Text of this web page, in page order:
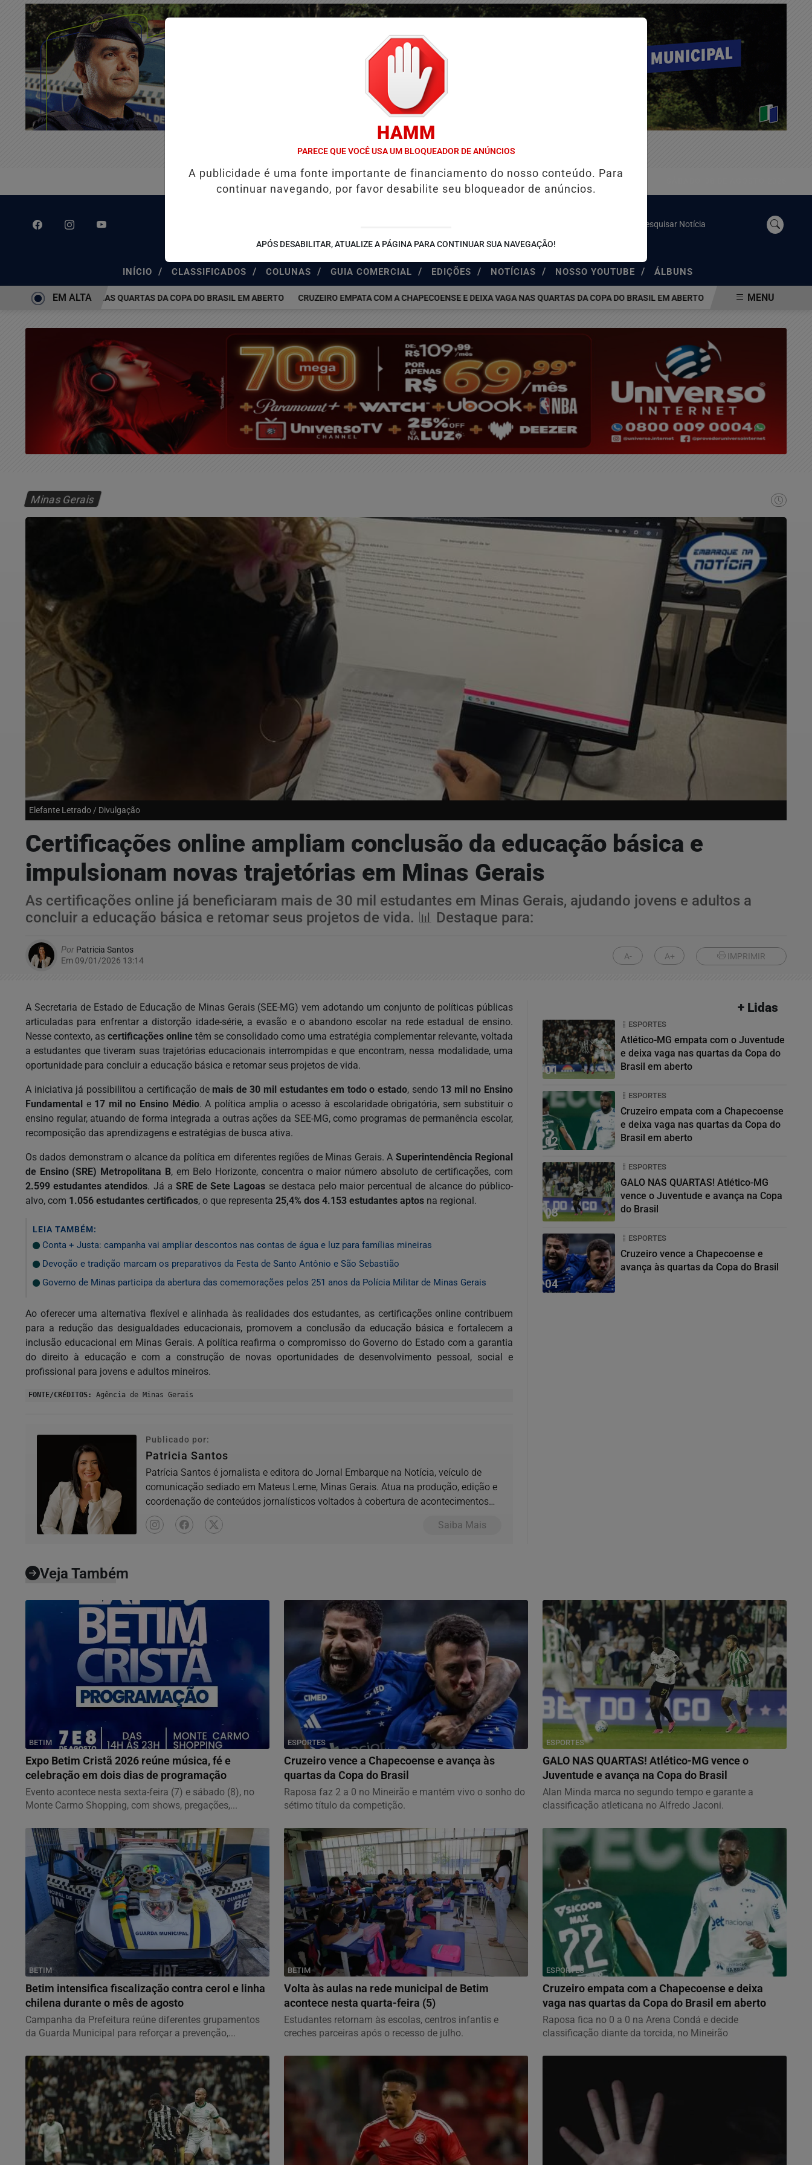
Pesquisar Notícia
INÍCIO / CLASSIFICADOS / COLUNAS / GUIA COMERCIAL / EDIÇÕES / NOTÍCIAS / NOSSO YOUTUBE / ÁLBUNS
E DEIXA VAGA NAS QUARTAS DA COPA DO BRASIL EM ABERTO CRUZEIRO EMPATA COM A CHAPECOENSE E DEIXA VAGA NAS QUARTAS DA COPA DO BRASIL EM ABERTO GALO NAS QUARTAS!
EM ALTA MENU
Minas Gerais
Elefante Letrado / Divulgação
Certificações online ampliam conclusão da educação básica e
impulsionam novas trajetórias em Minas Gerais
As certificações online já beneficiaram mais de 30 mil estudantes em Minas Gerais, ajudando jovens e adultos a
concluir a educação básica e retomar seus projetos de vida. 📊 Destaque para:
Por Patricia Santos
Em 09/01/2026 13:14
A- A+ IMPRIMIR
A Secretaria de Estado de Educação de Minas Gerais (SEE-MG) vem adotando um conjunto de políticas públicas
articuladas para enfrentar a distorção idade-série, a evasão e o abandono escolar na rede estadual de ensino.
Nesse contexto, as certificações online têm se consolidado como uma estratégia complementar relevante, voltada
a estudantes que tiveram suas trajetórias educacionais interrompidas e que encontram, nessa modalidade, uma
oportunidade para concluir a educação básica e retomar seus projetos de vida.
A iniciativa já possibilitou a certificação de mais de 30 mil estudantes em todo o estado, sendo 13 mil no Ensino
Fundamental e 17 mil no Ensino Médio. A política amplia o acesso à escolaridade obrigatória, sem substituir o
ensino regular, atuando de forma integrada a outras ações da SEE-MG, como programas de permanência escolar,
recomposição das aprendizagens e estratégias de busca ativa.
Os dados demonstram o alcance da política em diferentes regiões de Minas Gerais. A Superintendência Regional
de Ensino (SRE) Metropolitana B, em Belo Horizonte, concentra o maior número absoluto de certificações, com
2.599 estudantes atendidos. Já a SRE de Sete Lagoas se destaca pelo maior percentual de alcance do público-
alvo, com 1.056 estudantes certificados, o que representa 25,4% dos 4.153 estudantes aptos na regional.
LEIA TAMBÉM:
Conta + Justa: campanha vai ampliar descontos nas contas de água e luz para famílias mineiras
Devoção e tradição marcam os preparativos da Festa de Santo Antônio e São Sebastião
Governo de Minas participa da abertura das comemorações pelos 251 anos da Polícia Militar de Minas Gerais
Ao oferecer uma alternativa flexível e alinhada às realidades dos estudantes, as certificações online contribuem
para a redução das desigualdades educacionais, promovem a conclusão da educação básica e fortalecem a
inclusão educacional em Minas Gerais. A política reafirma o compromisso do Governo do Estado com a garantia
do direito à educação e com a construção de novas oportunidades de desenvolvimento pessoal, social e
profissional para jovens e adultos mineiros.
FONTE/CRÉDITOS: Agência de Minas Gerais
Publicado por:
Patricia Santos
Patrícia Santos é jornalista e editora do Jornal Embarque na Notícia, veículo de
comunicação sediado em Mateus Leme, Minas Gerais. Atua na produção, edição e
coordenação de conteúdos jornalísticos voltados à cobertura de acontecimentos
locais,...
Saiba Mais
+ Lidas
01
ESPORTES
Atlético-MG empata com o Juventude
e deixa vaga nas quartas da Copa do
Brasil em aberto
02
ESPORTES
Cruzeiro empata com a Chapecoense
e deixa vaga nas quartas da Copa do
Brasil em aberto
03
ESPORTES
GALO NAS QUARTAS! Atlético-MG
vence o Juventude e avança na Copa
do Brasil
04
ESPORTES
Cruzeiro vence a Chapecoense e
avança às quartas da Copa do Brasil
Veja Também
BETIM
Expo Betim Cristã 2026 reúne música, fé e
celebração em dois dias de programação
Evento acontece nesta sexta-feira (7) e sábado (8), no
Monte Carmo Shopping, com shows, pregações,...
ESPORTES
Cruzeiro vence a Chapecoense e avança às
quartas da Copa do Brasil
Raposa faz 2 a 0 no Mineirão e mantém vivo o sonho do
sétimo título da competição.
ESPORTES
GALO NAS QUARTAS! Atlético-MG vence o
Juventude e avança na Copa do Brasil
Alan Minda marca no segundo tempo e garante a
classificação atleticana no Alfredo Jaconi.
BETIM
Betim intensifica fiscalização contra cerol e linha
chilena durante o mês de agosto
Campanha da Prefeitura reúne diferentes grupamentos
da Guarda Municipal para reforçar a prevenção,...
BETIM
Volta às aulas na rede municipal de Betim
acontece nesta quarta-feira (5)
Estudantes retornam às escolas, centros infantis e
creches parceiras após o recesso de julho.
ESPORTES
Cruzeiro empata com a Chapecoense e deixa
vaga nas quartas da Copa do Brasil em aberto
Raposa fica no 0 a 0 na Arena Condá e decide
classificação diante da torcida, no Mineirão
HAMM
PARECE QUE VOCÊ USA UM BLOQUEADOR DE ANÚNCIOS
A publicidade é uma fonte importante de financiamento do nosso conteúdo. Para
continuar navegando, por favor desabilite seu bloqueador de anúncios.
APÓS DESABILITAR, ATUALIZE A PÁGINA PARA CONTINUAR SUA NAVEGAÇÃO!